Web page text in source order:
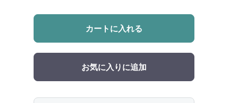
カートに入れる
お気に入りに追加